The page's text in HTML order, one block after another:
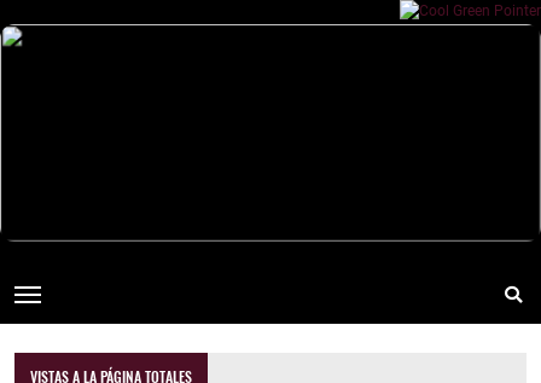
VISTAS A LA PÁGINA TOTALES